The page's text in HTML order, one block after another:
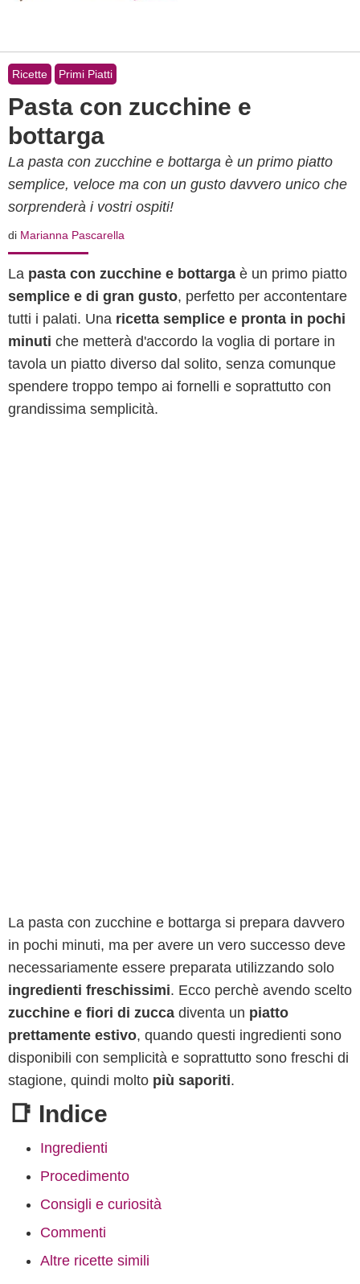
Ricette Primi Piatti
Pasta con zucchine e
bottarga
La pasta con zucchine e bottarga è un primo piatto
semplice, veloce ma con un gusto davvero unico che
sorprenderà i vostri ospiti!
di Marianna Pascarella
La pasta con zucchine e bottarga è un primo piatto
semplice e di gran gusto, perfetto per accontentare
tutti i palati. Una ricetta semplice e pronta in pochi
minuti che metterà d'accordo la voglia di portare in
tavola un piatto diverso dal solito, senza comunque
spendere troppo tempo ai fornelli e soprattutto con
grandissima semplicità.
La pasta con zucchine e bottarga si prepara davvero
in pochi minuti, ma per avere un vero successo deve
necessariamente essere preparata utilizzando solo
ingredienti freschissimi. Ecco perchè avendo scelto
zucchine e fiori di zucca diventa un piatto
prettamente estivo, quando questi ingredienti sono
disponibili con semplicità e soprattutto sono freschi di
stagione, quindi molto più saporiti.
📑 Indice
Ingredienti
Procedimento
Consigli e curiosità
Commenti
Altre ricette simili